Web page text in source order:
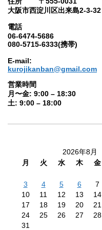
大阪市西淀川区出来島2-3-32
電話
06-6474-5686
080-5715-6333(携帯)
E-mail:
kurojikanban@gmail.com
営業時間
月〜金: 9:00 – 18:30
土: 9:00 – 18:00
2026年8月
月
火 水 木 金
3
4 5 6 7
10
11 12 13 14
17
18 19 20 21
24
25 26 27 28
31